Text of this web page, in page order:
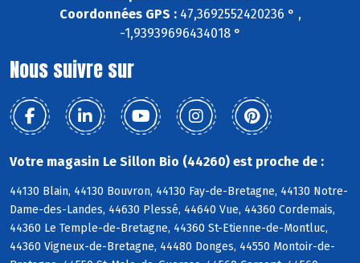
Coordonnées GPS :47,3692552420236 ° ,
-1,93939696434018 °
Nous suivre sur
Votre magasin Le Sillon Bio (44260) est proche de :
44130 Blain, 44130 Bouvron, 44130 Fay-de-Bretagne, 44130 Notre-
Dame-des-Landes, 44630 Plessé, 44640 Vue, 44360 Cordemais,
44360 Le Temple-de-Bretagne, 44360 St-Etienne-de-Montluc,
44360 Vigneux-de-Bretagne, 44480 Donges, 44550 Montoir-de-